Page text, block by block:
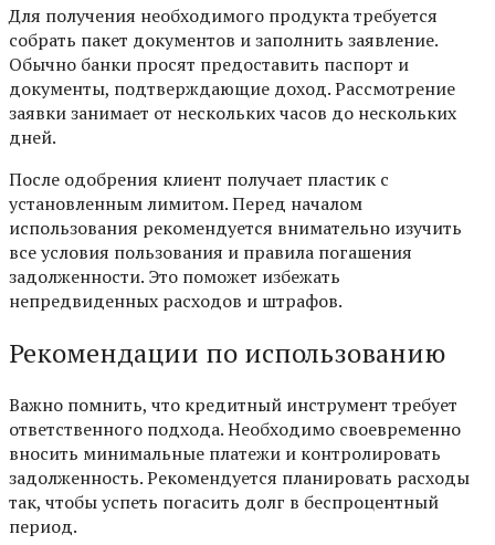
Для получения необходимого продукта требуется
собрать пакет документов и заполнить заявление.
Обычно банки просят предоставить паспорт и
документы, подтверждающие доход. Рассмотрение
заявки занимает от нескольких часов до нескольких
дней.
После одобрения клиент получает пластик с
установленным лимитом. Перед началом
использования рекомендуется внимательно изучить
все условия пользования и правила погашения
задолженности. Это поможет избежать
непредвиденных расходов и штрафов.
Рекомендации по использованию
Важно помнить, что кредитный инструмент требует
ответственного подхода. Необходимо своевременно
вносить минимальные платежи и контролировать
задолженность. Рекомендуется планировать расходы
так, чтобы успеть погасить долг в беспроцентный
период.